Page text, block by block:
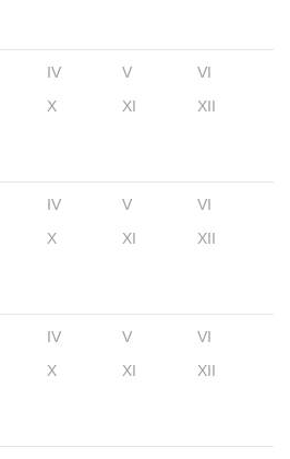
IV V
VI
X XI XII
IV V
VI
X XI XII
IV V
VI
X XI XII